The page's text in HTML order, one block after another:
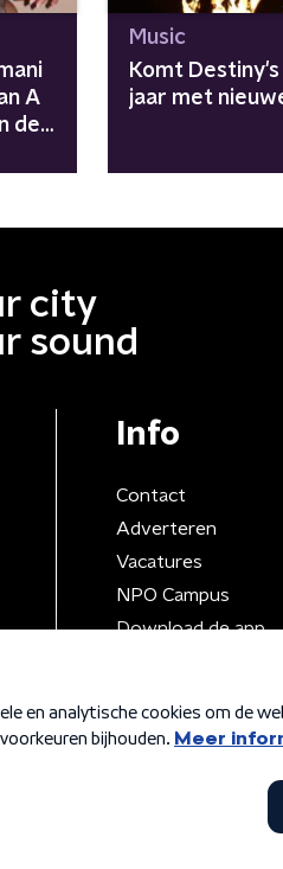
A
de
Music
Komt Destiny's
jaar met
city
sound
Info
Contact
Adverteren
Vacatures
NPO Campus
Download de app